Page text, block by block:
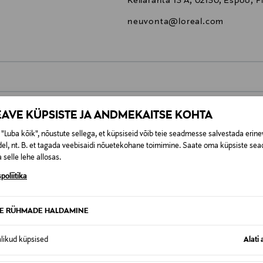
KÜPSISTE JA ANDMEKAITSE KOHTA
"Luba kõik", nõustute sellega, et küpsiseid võib teie seadmesse salvestada
nt. B. et tagada veebisaidi nõuetekohane toimimine. Saate oma küpsiste
selle lehe allosas.
RÜHMADE HALDAMINE
küpsised Alati
neuvonta@loreal.com
0,00 €
0,00 € – 4,90 €
lepingust taganeda 30 päeva jooksul alates kauba
Tagastatavad suletud pakendis kosmeetika- ja loodustooted
KA